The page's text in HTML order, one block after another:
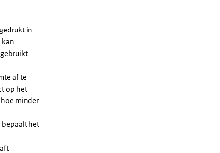
in
kan
af te
op het
hoe minder
bepaalt het